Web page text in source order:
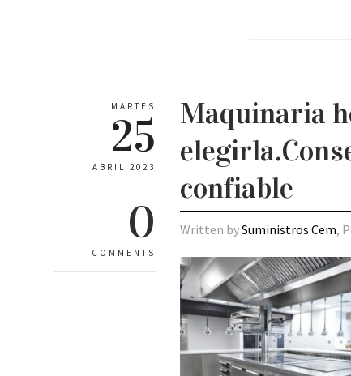
MARTES
25
ABRIL 2023
0
COMMENTS
Maquinaria
confiable
Written bySuministros Cem,